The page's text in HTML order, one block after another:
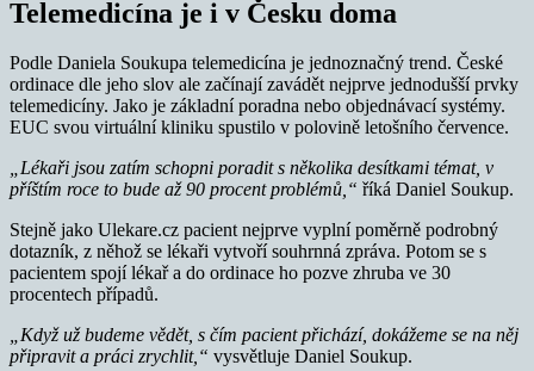
Telemedicína je i v Česku doma
Podle Daniela Soukupa telemedicína je jednoznačný trend. České
ordinace dle jeho slov ale začínají zavádět nejprve jednodušší prvky
telemedicíny. Jako je základní poradna nebo objednávací systémy.
EUC svou virtuální kliniku spustilo v polovině letošního července.
„Lékaři jsou zatím schopni poradit s několika desítkami témat, v
příštím roce to bude až 90 procent problémů,“ říká Daniel Soukup.
Stejně jako Ulekare.cz pacient nejprve vyplní poměrně podrobný
dotazník, z něhož se lékaři vytvoří souhrnná zpráva. Potom se s
pacientem spojí lékař a do ordinace ho pozve zhruba ve 30
procentech případů.
„Když už budeme vědět, s čím pacient přichází, dokážeme se na něj
připravit a práci zrychlit,“ vysvětluje Daniel Soukup.